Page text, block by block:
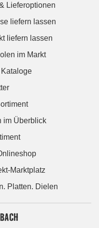
Lieferoptionen
liefern lassen
liefern lassen
im Markt
im Überblick
Marktplatz
Platten. Dielen